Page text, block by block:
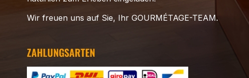
Wir freuen uns auf Sie, Ihr GOURMÉTAGE-TEAM.
ZAHLUNGSARTEN